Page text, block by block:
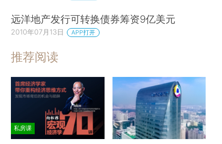
远洋地产发行可转换债券筹资9亿美元
2010年07月13日 APP打开
推荐阅读
私房课